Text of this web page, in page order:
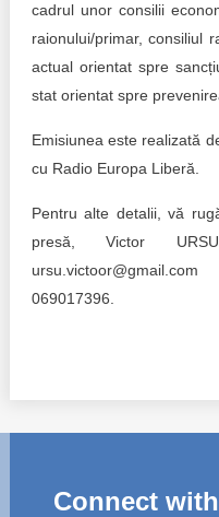
cadrul unor consilii
raionului/primar, consiliul
actual orientat spre
stat orientat spre
Emisiunea este realizată
cu Radio Europa Liberă.
Pentru alte detalii, vă
presă, Victor
069017396.
Connect